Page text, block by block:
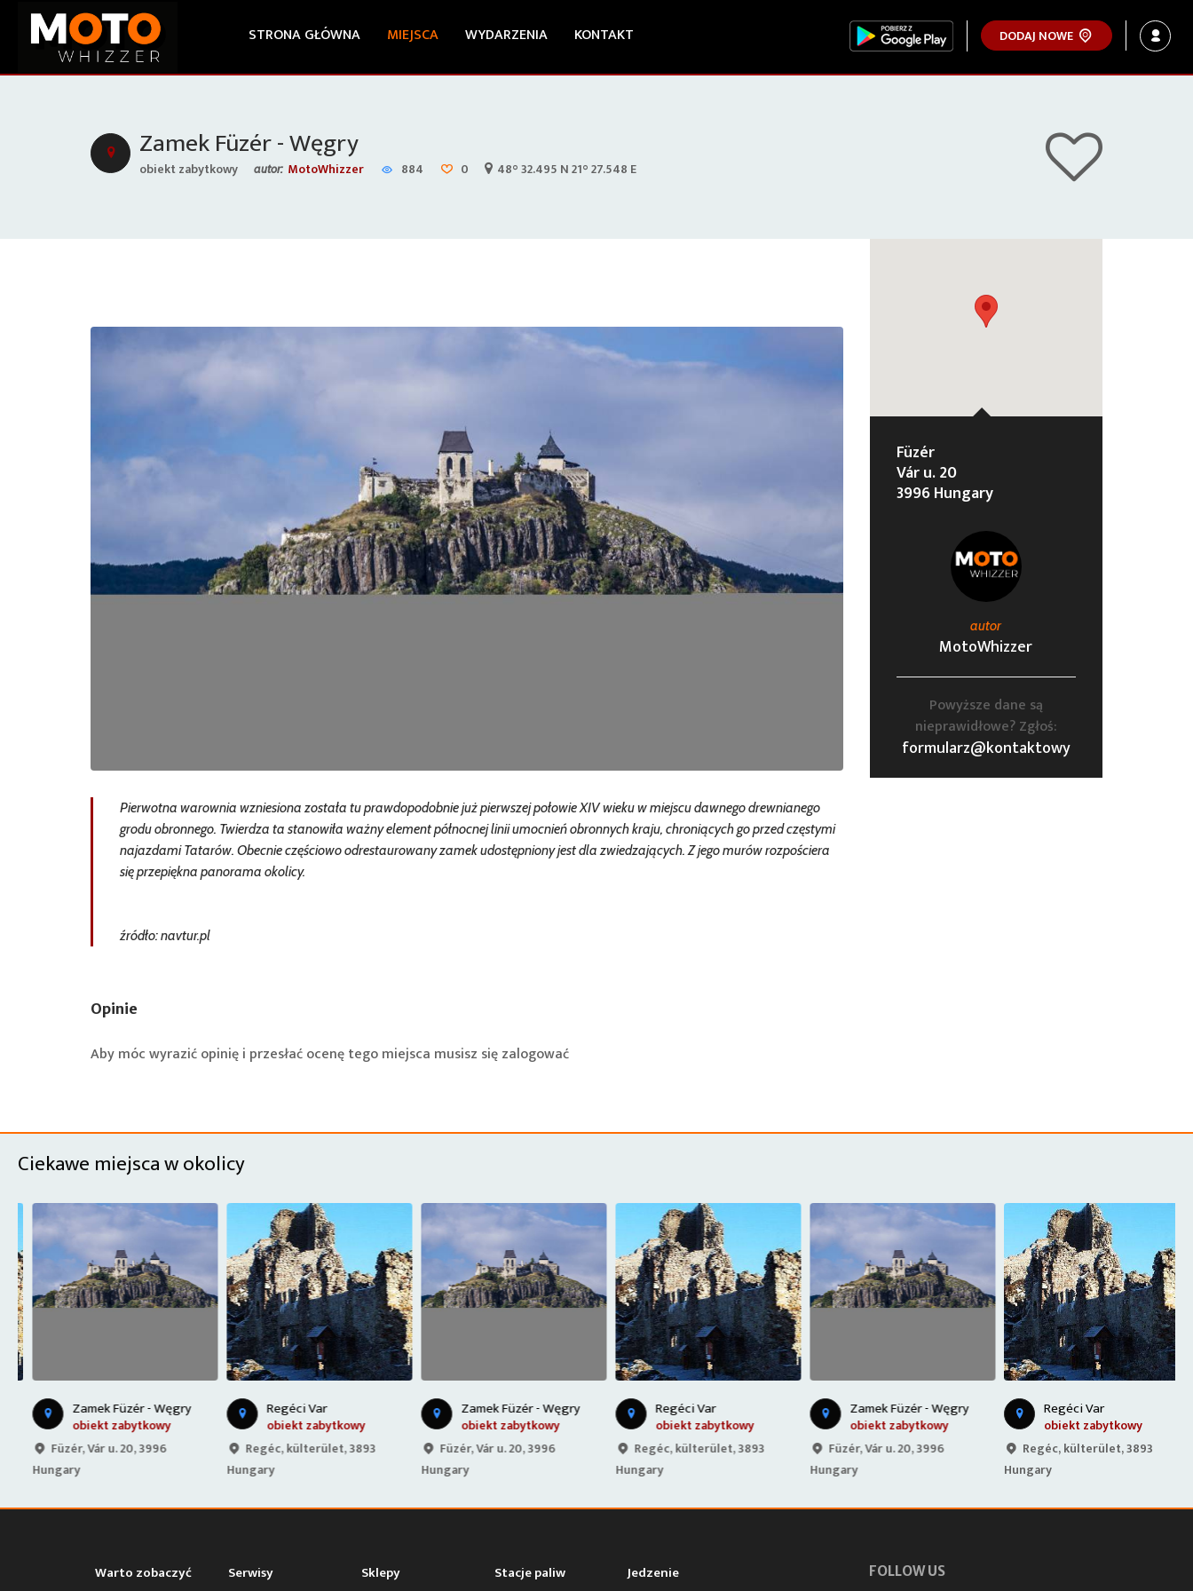
STRONA GŁÓWNA MIEJSCA WYDARZENIA KONTAKT DODAJ NOWE
Zamek Füzér - Węgry
obiekt zabytkowy autor: MotoWhizzer 884 0 48° 32.495 N 21° 27.548 E
Pierwotna warownia wzniesiona została tu prawdopodobnie już pierwszej połowie XIV wieku w miejscu dawnego drewnianego
grodu obronnego. Twierdza ta stanowiła ważny element północnej linii umocnień obronnych kraju, chroniących go przed częstymi
najazdami Tatarów. Obecnie częściowo odrestaurowany zamek udostępniony jest dla zwiedzających. Z jego murów rozpościera
się przepiękna panorama okolicy.
źródło: navtur.pl
Opinie
Aby móc wyrazić opinię i przesłać ocenę tego miejsca musisz sięzalogować
Füzér
Vár u. 20
3996 Hungary
autor
MotoWhizzer
Powyższe dane są
nieprawidłowe? Zgłoś:
formularz@kontaktowy
Ciekawe miejsca w okolicy
Zamek Füzér - Węgry
obiekt zabytkowy
Füzér, Vár u. 20, 3996
Hungary
Regéci Var
obiekt zabytkowy
Regéc, külterület, 3893
Hungary
Zamek Füzér - Węgry
obiekt zabytkowy
Füzér, Vár u. 20, 3996
Hungary
Regéci Var
obiekt zabytkowy
Regéc, külterület, 3893
Hungary
Zamek Füzér - Węgry
obiekt zabytkowy
Füzér, Vár u. 20, 3996
Hungary
Regéci Var
obiekt zabytkowy
Regéc, külterület, 3893
Hungary
Warto zobaczyć Serwisy Sklepy Stacje paliw
Jedzenie
FOLLOW US